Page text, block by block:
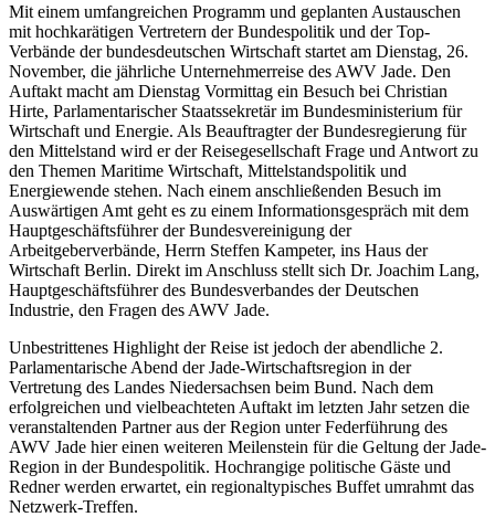
Mit einem umfangreichen Programm und geplanten Austauschen
mit hochkarätigen Vertretern der Bundespolitik und der Top-
Verbände der bundesdeutschen Wirtschaft startet am Dienstag, 26.
November, die jährliche Unternehmerreise des AWV Jade. Den
Auftakt macht am Dienstag Vormittag ein Besuch bei Christian
Hirte, Parlamentarischer Staatssekretär im Bundesministerium für
Wirtschaft und Energie. Als Beauftragter der Bundesregierung für
den Mittelstand wird er der Reisegesellschaft Frage und Antwort zu
den Themen Maritime Wirtschaft, Mittelstandspolitik und
Energiewende stehen. Nach einem anschließenden Besuch im
Auswärtigen Amt geht es zu einem Informationsgespräch mit dem
Hauptgeschäftsführer der Bundesvereinigung der
Arbeitgeberverbände, Herrn Steffen Kampeter, ins Haus der
Wirtschaft Berlin. Direkt im Anschluss stellt sich Dr. Joachim Lang,
Hauptgeschäftsführer des Bundesverbandes der Deutschen
Industrie, den Fragen des AWV Jade.
Unbestrittenes Highlight der Reise ist jedoch der abendliche 2.
Parlamentarische Abend der Jade-Wirtschaftsregion in der
Vertretung des Landes Niedersachsen beim Bund. Nach dem
erfolgreichen und vielbeachteten Auftakt im letzten Jahr setzen die
veranstaltenden Partner aus der Region unter Federführung des
AWV Jade hier einen weiteren Meilenstein für die Geltung der Jade-
Region in der Bundespolitik. Hochrangige politische Gäste und
Redner werden erwartet, ein regionaltypisches Buffet umrahmt das
Netzwerk-Treffen.